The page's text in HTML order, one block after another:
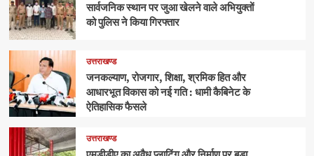
सार्वजनिक स्थान पर जुआ खेलने वाले अभियुक्तों
को पुलिस ने किया गिरफ्तार
उत्तराखण्ड
जनकल्याण, रोजगार, शिक्षा, श्रमिक हित और
आधारभूत विकास को नई गति : धामी कैबिनेट के
ऐतिहासिक फैसले
उत्तराखण्ड